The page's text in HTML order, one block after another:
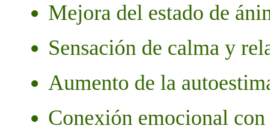
Mejora del estado de
Sensación de calma y
Aumento de la
Conexión emocional